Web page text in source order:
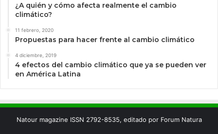
¿A quién y cómo afecta realmente el cambio
climático?
11 febrero, 2020
Propuestas para hacer frente al cambio climático
4 diciembre, 2019
4 efectos del cambio climático que ya se pueden ver
en América Latina
Natour magazine ISSN 2792-8535, editado por Forum Natura